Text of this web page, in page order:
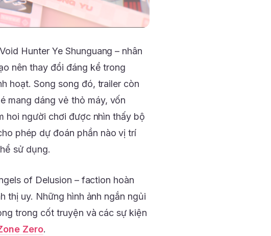
Hunter Ye Shunguang – nhân
nên thay đổi đáng kể trong
hoạt. Song song đó, trailer còn
mang dáng vẻ thỏ máy, vốn
hoi người chơi được nhìn thấy bộ
phép dự đoán phần nào vị trí
sử dụng.
of Delusion – faction hoàn
thị uy. Những hình ảnh ngắn ngủi
trong cốt truyện và các sự kiện
Zero.